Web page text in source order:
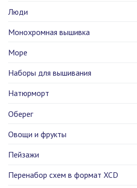
Люди
Монохромная вышивка
Море
Наборы для вышивания
Натюрморт
Оберег
Овощи и фрукты
Пейзажи
Перенабор схем в формат XCD